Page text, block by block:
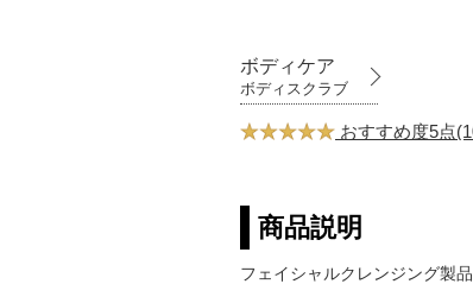
ボディケア
ボディスクラブ
おすすめ度5点
商品説明
フェイシャルクレンジング製